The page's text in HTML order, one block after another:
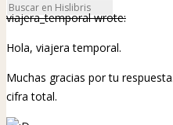
viajera_temporal wrote:
Hola, viajera temporal.
Muchas gracias por tu
cifra total.